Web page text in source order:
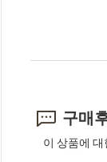
구매
이 상품에